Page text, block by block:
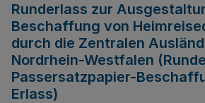
Runderlass zur
Beschaffung von
durch die Zentralen
Nordrhein-Westfalen
Passersatzpapier-
Erlass)